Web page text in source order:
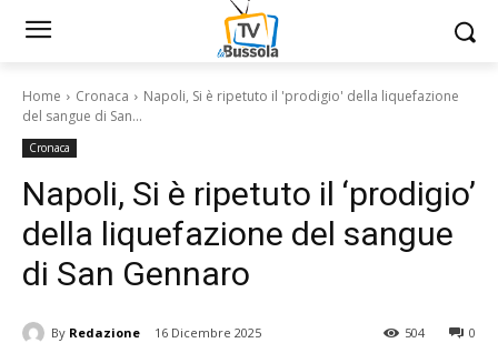
Home Cronaca
Napoli, Si è ripetuto il 'prodigio' della liquefazione
del sangue di San...
Cronaca
Napoli, Si è ripetuto il ‘prodigio’
della liquefazione del sangue
di San Gennaro
By Redazione 16 Dicembre 2025 0
504